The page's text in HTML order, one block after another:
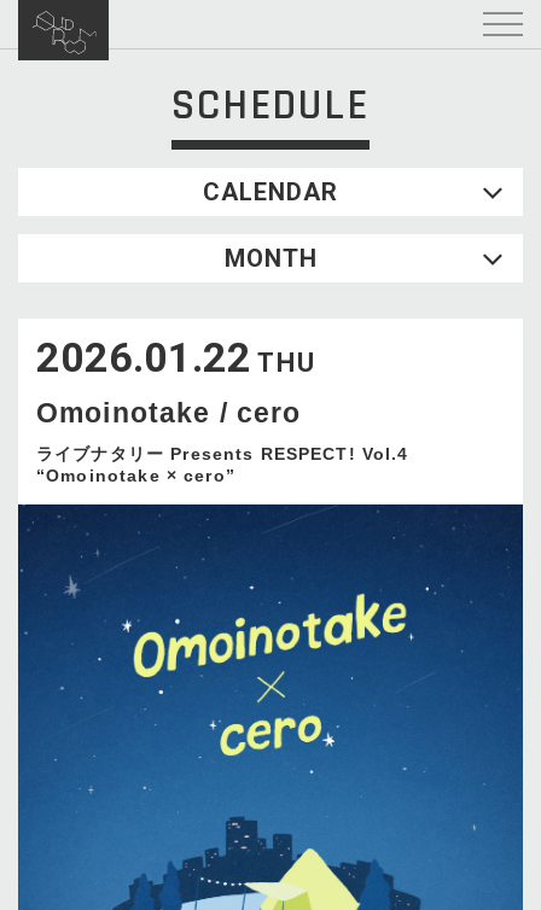
SCHEDULE
CALENDAR
WED
2
3 4 5
16
17 18 19
23
24 25 26 27 28
MONTH
2026.01.22 THU
Omoinotake / cero
ライブナタリー Presents RESPECT! Vol.4
“Omoinotake × cero”